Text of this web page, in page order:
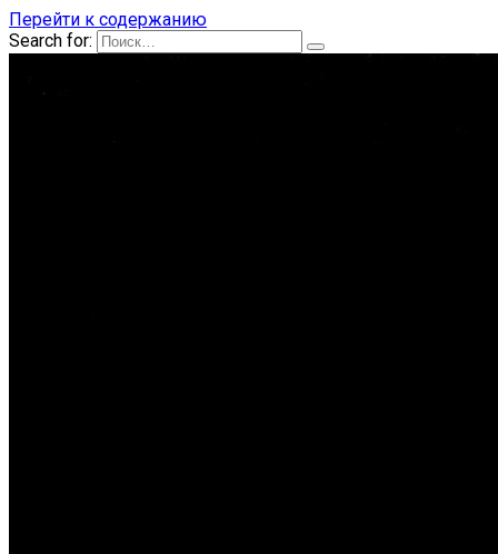
Перейти к содержанию
Search for: